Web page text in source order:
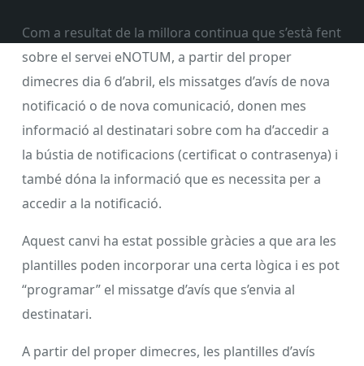
Com a resultat de la millora continua que s’està fent
sobre el servei eNOTUM, a partir del proper
dimecres dia 6 d’abril, els missatges d’avís de nova
notificació o de nova comunicació, donen mes
informació al destinatari sobre com ha d’accedir a
la bústia de notificacions (certificat o contrasenya) i
també dóna la informació que es necessita per a
accedir a la notificació.
Aquest canvi ha estat possible gràcies a que ara les
plantilles poden incorporar una certa lògica i es pot
“programar” el missatge d’avís que s’envia al
destinatari.
A partir del proper dimecres, les plantilles d’avís